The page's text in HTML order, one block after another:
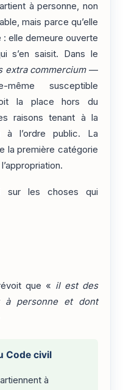
à personne, non
mais parce qu’elle
: elle demeure ouverte
s’en saisit. Dans le
extra commercium—
susceptible
la place hors du
raisons tenant à la
l’ordre public. La
la première catégorie
sur les choses qui
que « il est des
à personne et dont
Code civil
à